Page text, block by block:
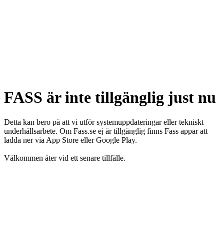
FASS är inte tillgänglig just nu
Detta kan bero på att vi utför systemuppdateringar eller tekniskt
underhållsarbete. Om Fass.se ej är tillgänglig finns Fass appar att
ladda ner via App Store eller Google Play.
Välkommen åter vid ett senare tillfälle.